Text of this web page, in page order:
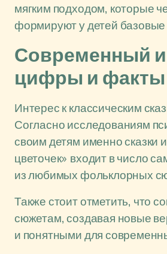
мягким подходом, которые
формируют у детей
Современный
цифры и факты
Интерес к классическим
Согласно исследованиям
своим детям именно сказки
цветочек» входит в число
из любимых фольклорных
Также стоит отметить, что
сюжетам, создавая новые
и понятными для